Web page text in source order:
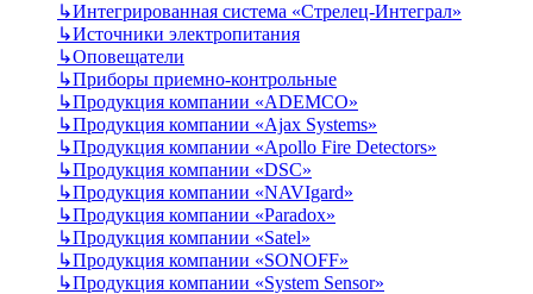
↳Интегрированная система «Стрелец-Интеграл»
↳Источники электропитания
↳Оповещатели
↳Приборы приемно-контрольные
↳Продукция компании «ADEMCO»
↳Продукция компании «Ajax Systems»
↳Продукция компании «Apollo Fire Detectors»
↳Продукция компании «DSC»
↳Продукция компании «NAVIgard»
↳Продукция компании «Paradox»
↳Продукция компании «Satel»
↳Продукция компании «SONOFF»
↳Продукция компании «System Sensor»